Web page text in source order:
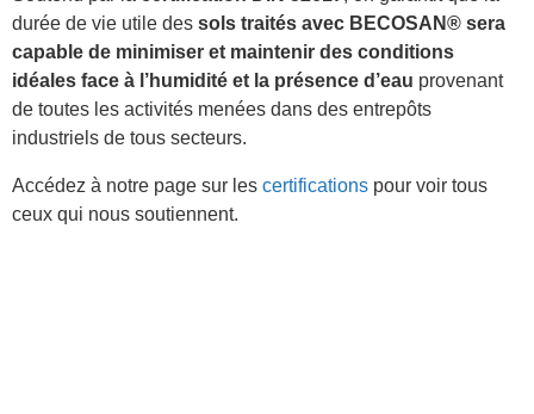
durée de vie utile des sols traités avec BECOSAN® sera
capable de minimiser et maintenir des conditions
idéales face à l’humidité et la présence d’eau provenant
de toutes les activités menées dans des entrepôts
industriels de tous secteurs.
Accédez à notre page sur les certifications pour voir tous
ceux qui nous soutiennent.